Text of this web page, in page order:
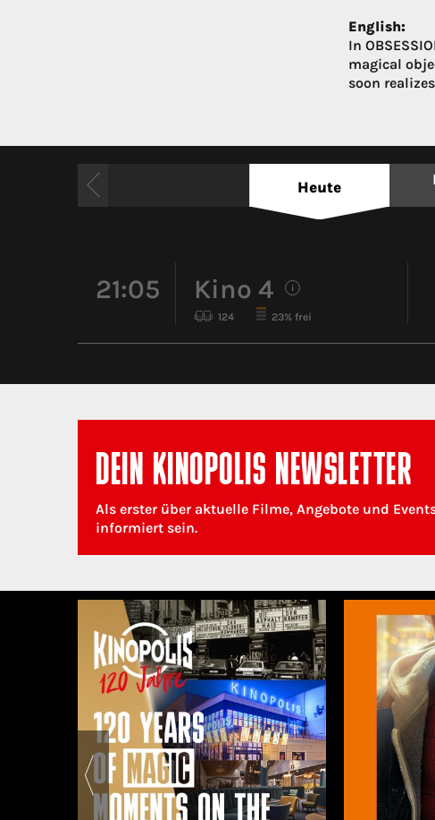
English:
In
magical
soon
Heute
21:05 Kino 4 i
124 23% frei
DEIN KINOPOLIS NEWSLETTER
Als erster über aktuelle Filme, Angebote und
informiert sein.